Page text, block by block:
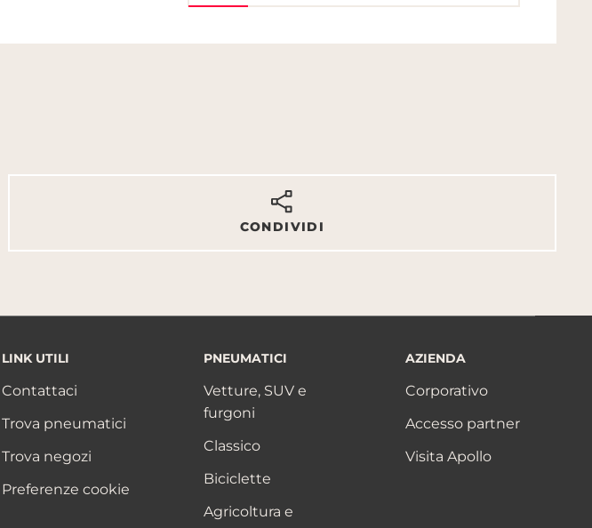
CONDIVIDI
LINK UTILI
Contattaci
Trova pneumatici
Trova negozi
Preferenze cookie
PNEUMATICI
Vetture, SUV e
furgoni
Classico
Biciclette
Agricoltura e
AZIENDA
Corporativo
Accesso partner
Visita Apollo